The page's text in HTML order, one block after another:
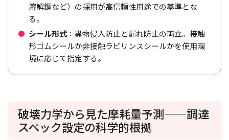
溶解鋼など）の採用が高信頼性用途での基準とな
る。
シール形式：異物侵入防止と漏れ防止の両立。接触
形ゴムシールか非接触ラビリンスシールかを使用環
境に応じて指定する。
破壊力学から見た摩耗量予測——調達
スペック設定の科学的根拠